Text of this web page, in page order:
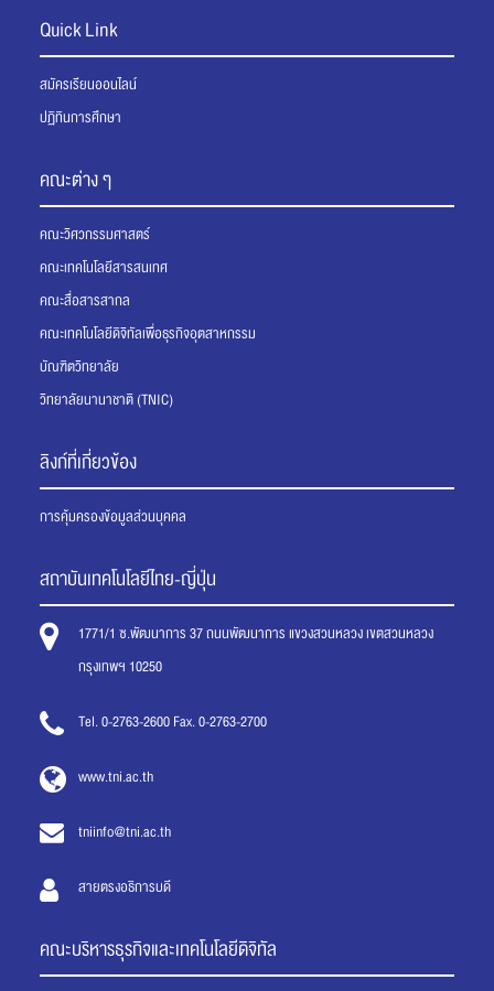
Quick Link
สมัครเรียนออนไลน์
ปฏิทินการศึกษา
คณะต่าง ๆ
คณะวิศวกรรมศาสตร์
คณะเทคโนโลยีสารสนเทศ
คณะสื่อสารสากล
คณะเทคโนโลยีดิจิทัลเพื่อธุรกิจอุตสาหกรรม
บัณฑิตวิทยาลัย
วิทยาลัยนานาชาติ (TNIC)
ลิงก์ที่เกี่ยวข้อง
การคุ้มครองข้อมูลส่วนบุคคล
สถาบันเทคโนโลยีไทย-ญี่ปุ่น
1771/1 ซ.พัฒนาการ 37 ถนนพัฒนาการ แขวงสวนหลวง เขตสวนหลวง
กรุงเทพฯ 10250
Tel. 0-2763-2600 Fax. 0-2763-2700
www.tni.ac.th
tniinfo@tni.ac.th
สายตรงอธิการบดี
คณะบริหารธุรกิจและเทคโนโลยีดิจิทัล